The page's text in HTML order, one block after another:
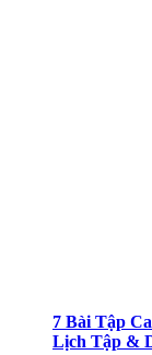
7 Bài Tập
Lịch Tập &